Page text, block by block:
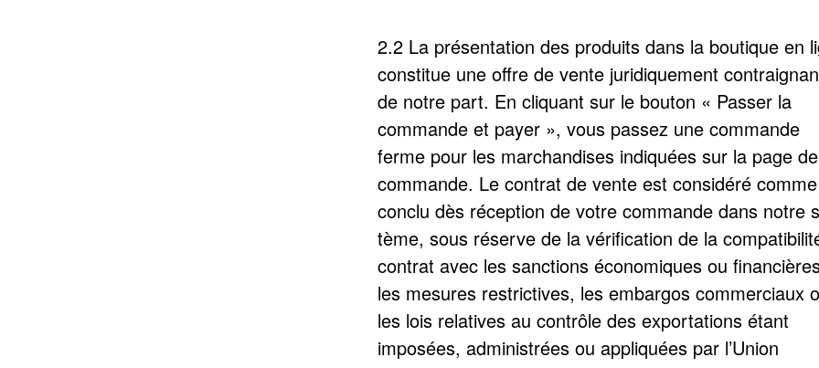
2.2 La présentation des produits dans la boutique en
constitue une offre de vente juridiquement
de notre part. En cliquant sur le bouton « Passer la
commande et payer », vous passez une commande
ferme pour les marchandises indiquées sur la page de
commande. Le contrat de vente est considéré comme
conclu dès réception de votre commande dans notre
tème, sous réserve de la vérification de la
contrat avec les sanctions économiques ou
les mesures restrictives, les embargos commerciaux
les lois relatives au contrôle des exportations étant
imposées, administrées ou appliquées par l’Union